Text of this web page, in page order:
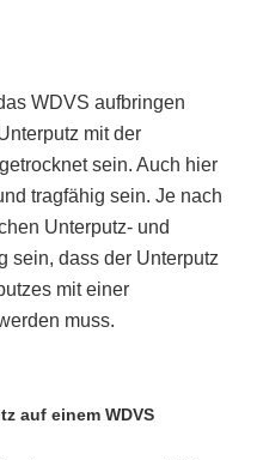
WDVS aufbringen
mit der
sein. Auch hier
tragfähig sein. Je nach
Unterputz- und
sein, dass der Unterputz
mit einer
muss.
auf einem WDVS